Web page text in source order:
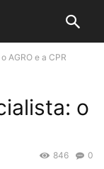
AGRO e a CPR
o
0
846